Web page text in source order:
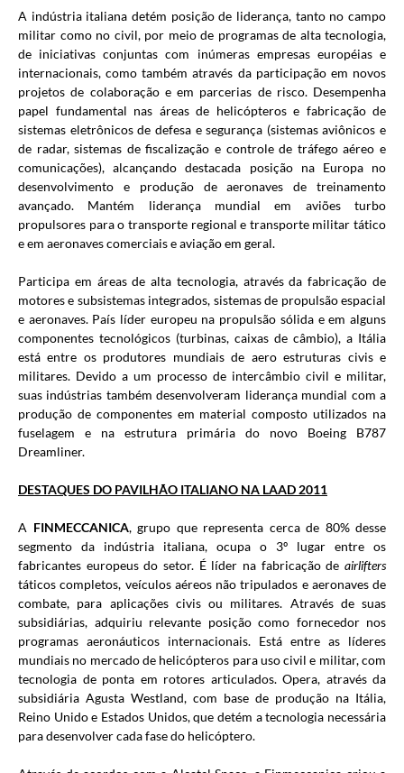
A indústria italiana detém posição de liderança, tanto no campo
militar como no civil, por meio de programas de alta tecnologia,
de iniciativas conjuntas com inúmeras empresas européias e
internacionais, como também através da participação em novos
projetos de colaboração e em parcerias de risco. Desempenha
papel fundamental nas áreas de helicópteros e fabricação de
sistemas eletrônicos de defesa e segurança (sistemas aviônicos e
de radar, sistemas de fiscalização e controle de tráfego aéreo e
comunicações), alcançando destacada posição na Europa no
desenvolvimento e produção de aeronaves de treinamento
avançado. Mantém liderança mundial em aviões turbo
propulsores para o transporte regional e transporte militar tático
e em aeronaves comerciais e aviação em geral.
Participa em áreas de alta tecnologia, através da fabricação de
motores e subsistemas integrados, sistemas de propulsão espacial
e aeronaves. País líder europeu na propulsão sólida e em alguns
componentes tecnológicos (turbinas, caixas de câmbio), a Itália
está entre os produtores mundiais de aero estruturas civis e
militares. Devido a um processo de intercâmbio civil e militar,
suas indústrias também desenvolveram liderança mundial com a
produção de componentes em material composto utilizados na
fuselagem e na estrutura primária do novo Boeing B787
Dreamliner.
DESTAQUES DO PAVILHÃO ITALIANO NA LAAD 2011
A FINMECCANICA, grupo que representa cerca de 80% desse
segmento da indústria italiana, ocupa o 3º lugar entre os
fabricantes europeus do setor. É líder na fabricação de airlifters
táticos completos, veículos aéreos não tripulados e aeronaves de
combate, para aplicações civis ou militares. Através de suas
subsidiárias, adquiriu relevante posição como fornecedor nos
programas aeronáuticos internacionais. Está entre as líderes
mundiais no mercado de helicópteros para uso civil e militar, com
tecnologia de ponta em rotores articulados. Opera, através da
subsidiária Agusta Westland, com base de produção na Itália,
Reino Unido e Estados Unidos, que detém a tecnologia necessária
para desenvolver cada fase do helicóptero.